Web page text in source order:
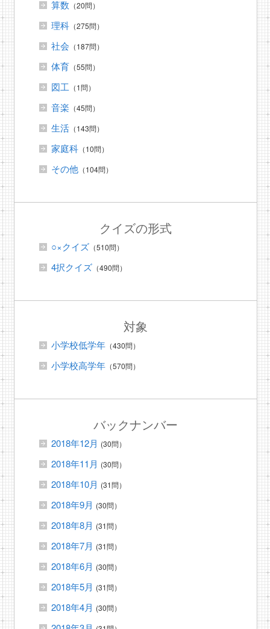
算数 （20問）
理科（275問）
社会 （187問）
体育（55問）
図工 （1問）
音楽 （45問）
生活（143問）
家庭科（10問）
その他（104問）
クイズの形式
○×クイズ（510問）
4択クイズ（490問）
対象
小学校低学年（430問）
小学校高学年（570問）
バックナンバー
2018年12月 (30問）
2018年11月 (30問）
2018年10月 (31問）
2018年9月 (30問）
2018年8月 (31問）
2018年7月 (31問）
2018年6月 (30問）
2018年5月 (31問）
2018年4月 (30問）